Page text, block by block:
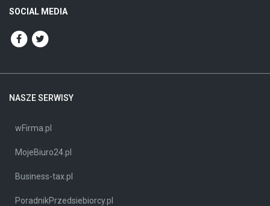
SOCIAL MEDIA
NASZE SERWISY
wFirma.pl
MojeBiuro24.pl
Business-tax.pl
PoradnikPrzedsiebiorcy.pl